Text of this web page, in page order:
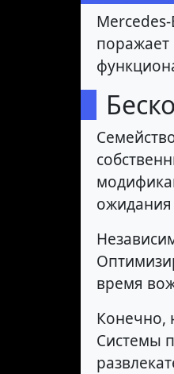
ожидания
время
Конечно,
Системы